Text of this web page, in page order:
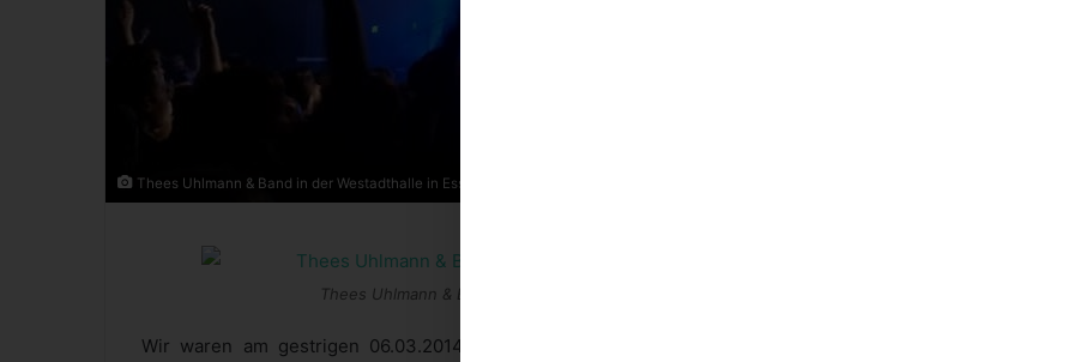
Thees Uhlmann & Band in der Westadthalle in Essen am 06.03.2014
Thees Uhlmann & Band in der Westadthalle in Essen am 06.03.2014
Wir waren am gestrigen 06.03.2014 Zeuge des Auftaktes zur zweiten Hälfte der